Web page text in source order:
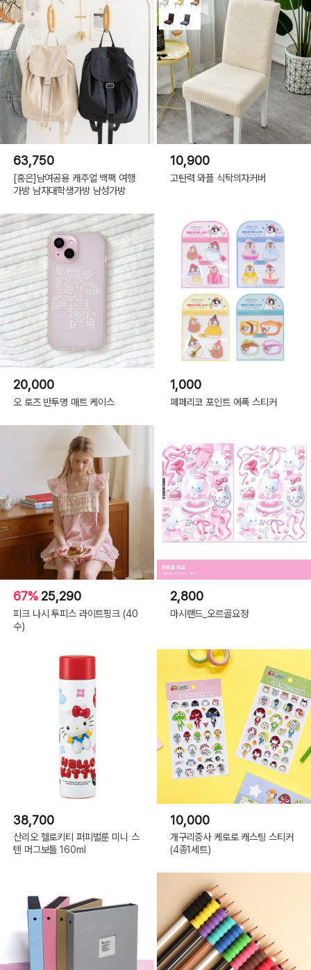
63,750
[홍은]남여공용 캐주얼 백팩 여행
가방 남자대학생가방 남성가방
10,900
고탄력 와플 식탁의자커버
20,000
오 로즈 반투명 매트 케이스
1,000
페페리코 포인트 에폭 스티커
67% 25,290
피크 나시 투피스 라이트핑크 (40
수)
2,800
마시랜드_오르골요정
38,700
산리오 헬로키티 퍼피벌룬 미니 스
텐 머그보틀 160ml
10,000
개구리중사 케로로 캐스팅 스티커
(4종1세트)